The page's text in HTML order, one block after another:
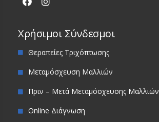
Χρήσιμοι Σύνδεσμοι
Θεραπείες Τριχόπτωσης
Μεταμόσχευση Μαλλιών
Πριν – Μετά Μεταμόσχευσης Μαλλιών
Online Διάγνωση